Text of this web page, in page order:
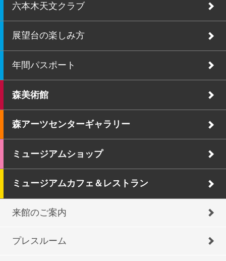
六本木天文クラブ
展望台の楽しみ方
年間パスポート
森美術館
森アーツセンターギャラリー
ミュージアムショップ
ミュージアムカフェ＆レストラン
来館のご案内
プレスルーム